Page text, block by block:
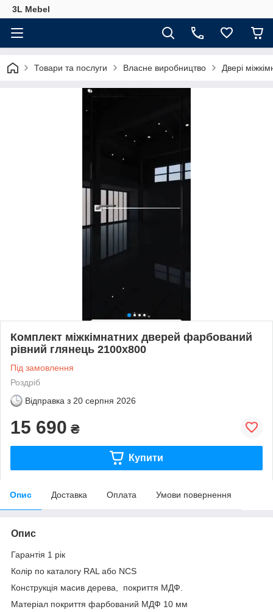
3L Mebel
Товари та послуги Власне виробництво Двері
Комплект міжкімнатних дверей фарбований
рівний глянець 2100х800
Під замовлення
Роздріб
Відправка з 20 серпня 2026
15 690 ₴
Купити
Опис Доставка Оплата Умови повернення
Опис
Гарантія 1 рік
Колір по каталогу RAL або NCS
Конструкція масив дерева, покриття МДФ.
Матеріал покриття фарбований МДФ 10 мм